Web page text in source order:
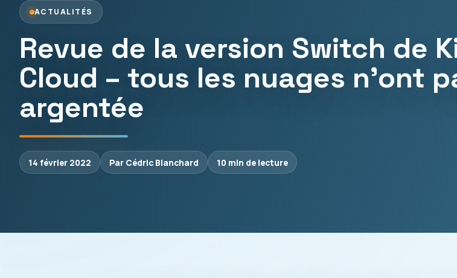
ACTUALITÉS
Revue de la version Switch de
Cloud – tous les nuages ​​n’ont
argentée
14 février 2022 Par Cédric Blanchard 10 min de lecture